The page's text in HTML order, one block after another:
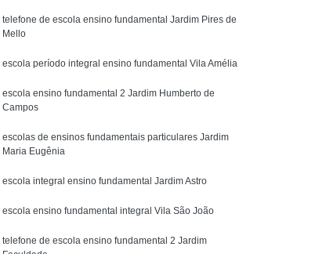
telefone de escola ensino fundamental Jardim Pires de
Mello
escola período integral ensino fundamental Vila Amélia
escola ensino fundamental 2 Jardim Humberto de
Campos
escolas de ensinos fundamentais particulares Jardim
Maria Eugênia
escola integral ensino fundamental Jardim Astro
escola ensino fundamental integral Vila São João
telefone de escola ensino fundamental 2 Jardim
Faculdade